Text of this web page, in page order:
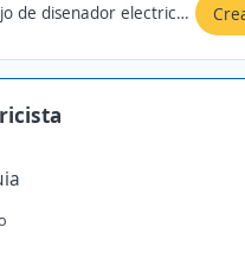
electrico en Antioquia